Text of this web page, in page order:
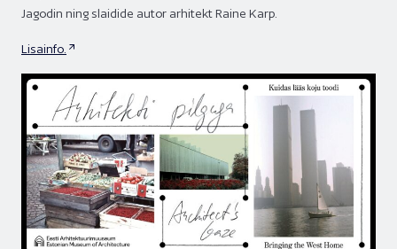
Jagodin ning slaidide autor arhitekt Raine Karp.
Lisainfo.